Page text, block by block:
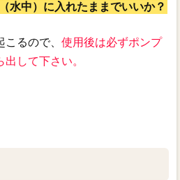
水中）に入れたままでいいか？
るので、 使用後は必ずポンプ
して下さい。